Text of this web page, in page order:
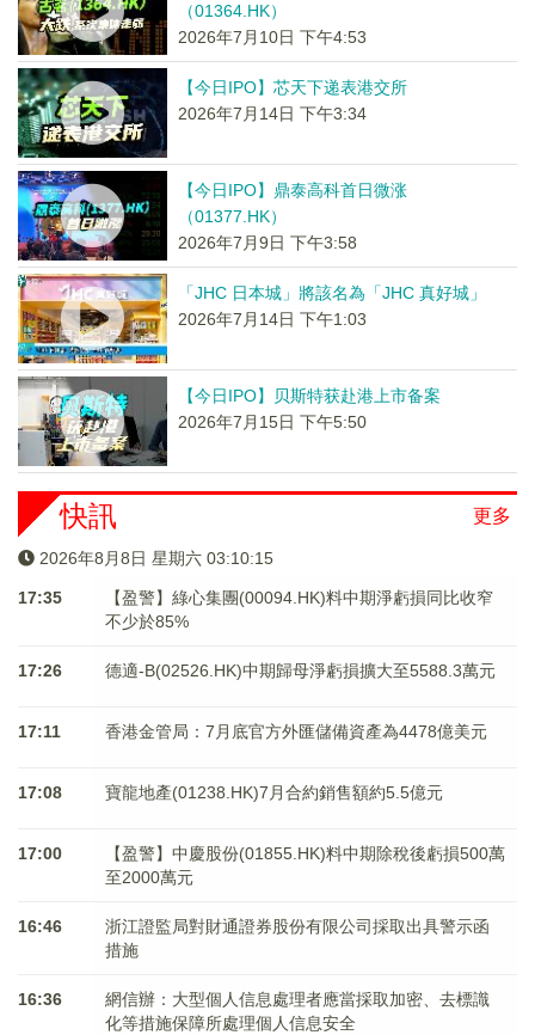
（01364.HK）
2026年7月10日 下午4:53
【今日IPO】芯天下递表港交所
2026年7月14日 下午3:34
【今日IPO】鼎泰高科首日微涨
（01377.HK）
2026年7月9日 下午3:58
「JHC 日本城」將該名為「JHC 真好城」
2026年7月14日 下午1:03
【今日IPO】贝斯特获赴港上市备案
2026年7月15日 下午5:50
更多
快訊
2026年8月8日 星期六 03:10:15
17:35
【盈警】綠心集團(00094.HK)料中期淨虧損同比收窄
不少於85%
17:26 德適-B(02526.HK)中期歸母淨虧損擴大至5588.3萬元
17:11 香港金管局：7月底官方外匯儲備資產為4478億美元
17:08 寶龍地產(01238.HK)7月合約銷售額約5.5億元
17:00
【盈警】中慶股份(01855.HK)料中期除稅後虧損500萬
至2000萬元
16:46
浙江證監局對財通證券股份有限公司採取出具警示函
措施
16:36
網信辦：大型個人信息處理者應當採取加密、去標識
化等措施保障所處理個人信息安全